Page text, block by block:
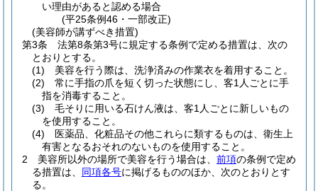
い理由があると認める場合
(平25条例46・一部改正)
(美容師が講ずべき措置)
第3条
法第8条第3号に規定する条例で定める措置は、次の
とおりとする。
(1)
美容を行う際は、洗浄済みの作業衣を着用すること。
(2)
常に手指の爪を短く切った状態にし、客1人ごとに手
指を消毒すること。
(3)
毛そりに用いる石けん液は、客1人ごとに新しいもの
を使用すること。
(4)
医薬品、化粧品その他これらに類するものは、衛生上
有害となるおそれのないものを使用すること。
2
美容所以外の場所で美容を行う場合は、 前項の条例で定め
る措置は、 同項各号に掲げるもののほか、次のとおりとす
る。